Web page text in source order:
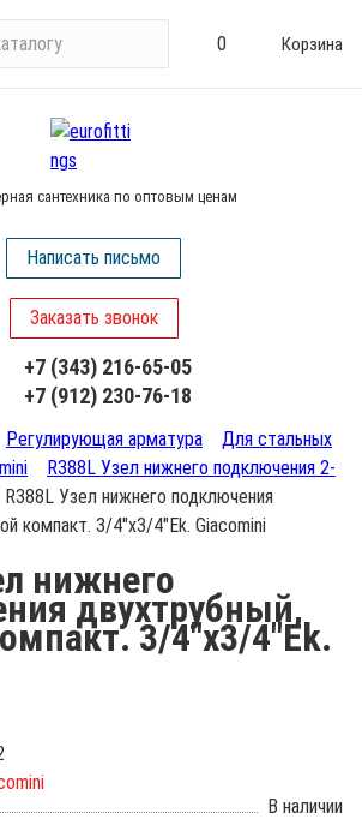
0 Корзина
сантехника по оптовым ценам
Написать письмо
Заказать звонок
+7 (343) 216-65-05
+7 (912) 230-76-18
Регулирующая арматура
Для стальных
R388L Узел нижнего подключения 2-
R388L Узел нижнего подключения
компакт. 3/4"x3/4"Ek. Giacomini
нижнего
двухтрубный,
3/4"x3/4"Ek.
В наличии